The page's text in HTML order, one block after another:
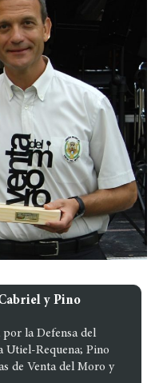
y Pino
por la Defensa del
Utiel-Requena; Pino
de Venta del Moro y